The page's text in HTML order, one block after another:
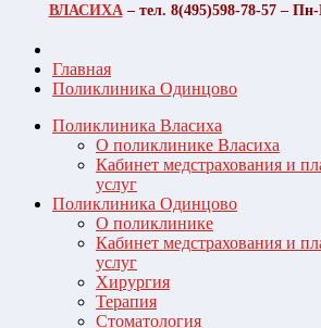
ВЛАСИХА– тел. 8(495)598-78-57 – Пн-
Главная
Поликлиника Одинцово
Поликлиника Власиха
О поликлинике Власиха
Кабинет медстрахования и
услуг
Поликлиника Одинцово
О поликлинике
Кабинет медстрахования и
услуг
Хирургия
Терапия
Стоматология